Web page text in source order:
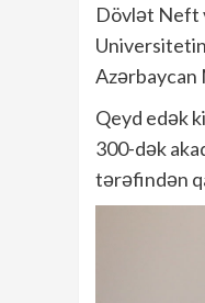
Dövlət Neft
Azərbaycan
Qeyd edək
300-dək
tərəfindən